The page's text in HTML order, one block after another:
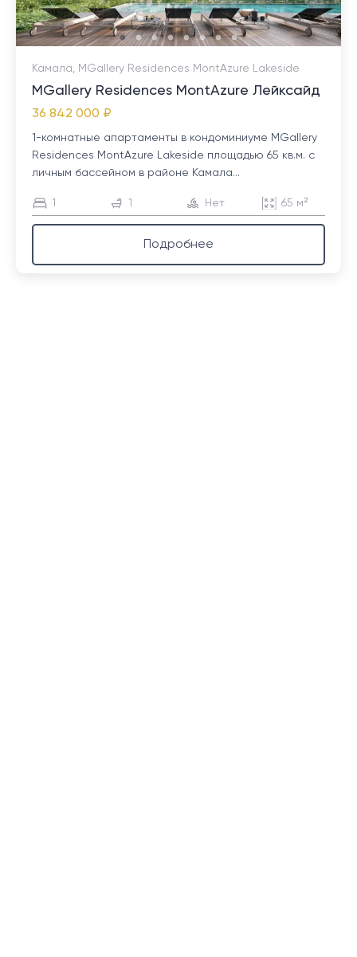
Камала, MGallery Residences MontAzure Lakeside
MGallery Residences MontAzure Лейксайд
36 842 000 ₽
1-комнатные апартаменты в кондоминиуме MGallery
Residences MontAzure Lakeside площадью 65 кв.м. с
личным бассейном в районе Камала...
1 1 Нет 65 м²
Подробнее